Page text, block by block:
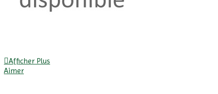
Afficher Plus
Aimer